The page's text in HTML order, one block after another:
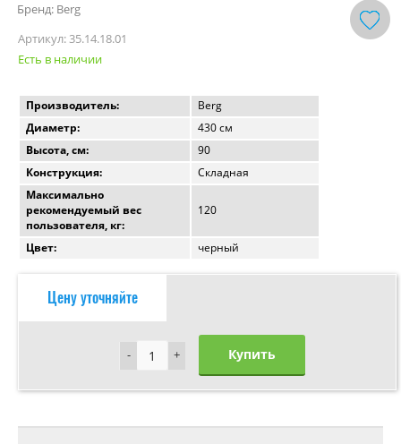
Бренд: Berg
Артикул:35.14.18.01
Есть в наличии
Производитель:
Berg
Диаметр:
430 см
Высота, см:
90
Конструкция:
Складная
Максимально
рекомендуемый вес
пользователя, кг:
120
Цвет: черный
Цену уточняйте
+
- +
- Купить